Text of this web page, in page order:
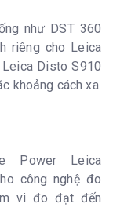
như DST 360
riêng cho Leica
Disto S910
khoảng cách xa.
Power Leica
công nghệ đo
vi đo đạt đến